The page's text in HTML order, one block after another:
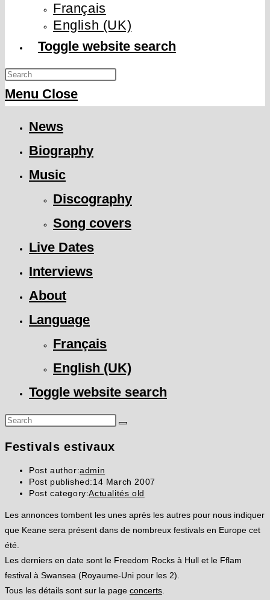
Français
English (UK)
Toggle website search
Menu Close
News
Biography
Music
Discography
Song covers
Live Dates
Interviews
About
Language
Français
English (UK)
Toggle website search
Festivals estivaux
Post author:admin
Post published:14 March 2007
Post category:Actualités old
Les annonces tombent les unes après les autres pour nous indiquer
que Keane sera présent dans de nombreux festivals en Europe cet
été.
Les derniers en date sont le Freedom Rocks à Hull et le Fflam
festival à Swansea (Royaume-Uni pour les 2).
Tous les détails sont sur la page concerts